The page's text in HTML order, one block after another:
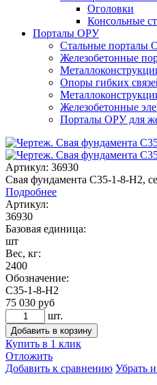
Оголовки
Консольные
Порталы ОРУ
Стальные порталы
Железобетонные
Опоры гибких
Железобетонные
Порталы ОРУ для
Артикул: 36930
Свая фундамента С35-1-8-Н2,
Подробнее
Артикул:
36930
Базовая единица:
шт
Вес, кг:
2400
Обозначение:
С35-1-8-Н2
75 030 руб
шт.
Добавить в корзину
Купить в 1 клик
Отложить
Добавить к сравнению Убрать